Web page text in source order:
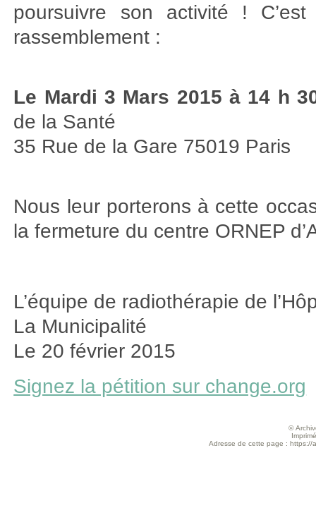
poursuivre son activité !
rassemblement :
Le Mardi 3 Mars 2015 à 14 h
de la Santé
35 Rue de la Gare 75019 Paris
Nous leur porterons à cette
la fermeture du centre ORNEP
L’équipe de radiothérapie de
La Municipalité
Le 20 février 2015
Signez la pétition sur change.org
©
Adresse de cette page : https://